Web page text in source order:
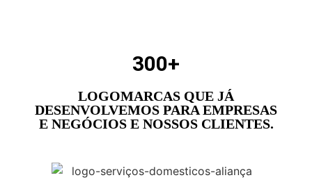
300+
LOGOMARCAS QUE JÁ
DESENVOLVEMOS PARA EMPRESAS
E NEGÓCIOS E NOSSOS CLIENTES.